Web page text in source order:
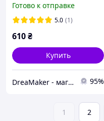
Дениелс размеры 40-47
по стельке 26-32 см (VD-
Готово к отправке
5.0 (1)
610₴
Купить
DreaMaker - магазин военных и других товаров 95%
1 2